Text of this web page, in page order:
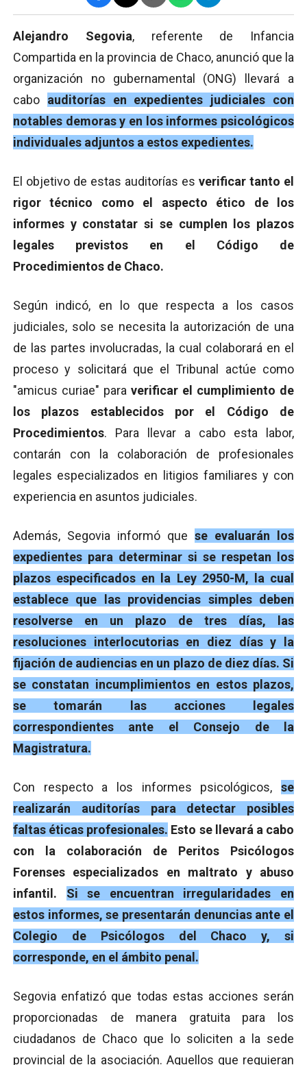
Alejandro Segovia, referente de Infancia
Compartida en la provincia de Chaco, anunció que la
organización no gubernamental (ONG) llevará a
cabo auditorías en expedientes judiciales con
notables demoras y en los informes psicológicos
individuales adjuntos a estos expedientes.
El objetivo de estas auditorías es verificar tanto el
rigor técnico como el aspecto ético de los
informes y constatar si se cumplen los plazos
legales previstos en el Código de
Procedimientos de Chaco.
Según indicó, en lo que respecta a los casos
judiciales, solo se necesita la autorización de una
de las partes involucradas, la cual colaborará en el
proceso y solicitará que el Tribunal actúe como
"amicus curiae" para verificar el cumplimiento de
los plazos establecidos por el Código de
Procedimientos. Para llevar a cabo esta labor,
contarán con la colaboración de profesionales
legales especializados en litigios familiares y con
experiencia en asuntos judiciales.
Además, Segovia informó que se evaluarán los
expedientes para determinar si se respetan los
plazos especificados en la Ley 2950-M, la cual
establece que las providencias simples deben
resolverse en un plazo de tres días, las
resoluciones interlocutorias en diez días y la
fijación de audiencias en un plazo de diez días. Si
se constatan incumplimientos en estos plazos,
se tomarán las acciones legales
correspondientes ante el Consejo de la
Magistratura.
Con respecto a los informes psicológicos, se
realizarán auditorías para detectar posibles
faltas éticas profesionales. Esto se llevará a cabo
con la colaboración de Peritos Psicólogos
Forenses especializados en maltrato y abuso
infantil.
Si se encuentran irregularidades en
estos informes, se presentarán denuncias ante el
Colegio de Psicólogos del Chaco y, si
corresponde, en el ámbito penal.
Segovia enfatizó que todas estas acciones serán
proporcionadas de manera gratuita para los
ciudadanos de Chaco que lo soliciten a la sede
provincial de la asociación. Aquellos que requieran